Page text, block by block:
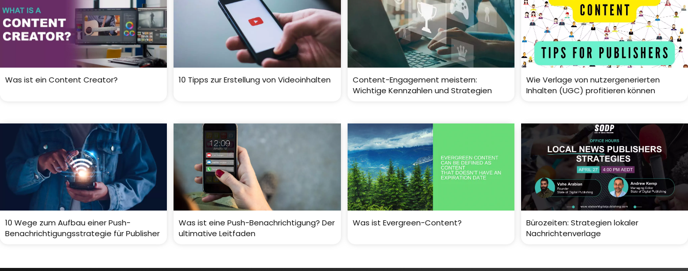
Was ist ein Content Creator? 10 Tipps zur Erstellung von Videoinhalten
Content-Engagement meistern:
Wichtige Kennzahlen und Strategien
Wie Verlage von nutzergenerierten
Inhalten (UGC) profitieren können
10 Wege zum Aufbau einer Push-
Benachrichtigungsstrategie für Publisher
Was ist eine Push-Benachrichtigung? Der
ultimative Leitfaden
Was ist Evergreen-Content?
Bürozeiten: Strategien lokaler
Nachrichtenverlage